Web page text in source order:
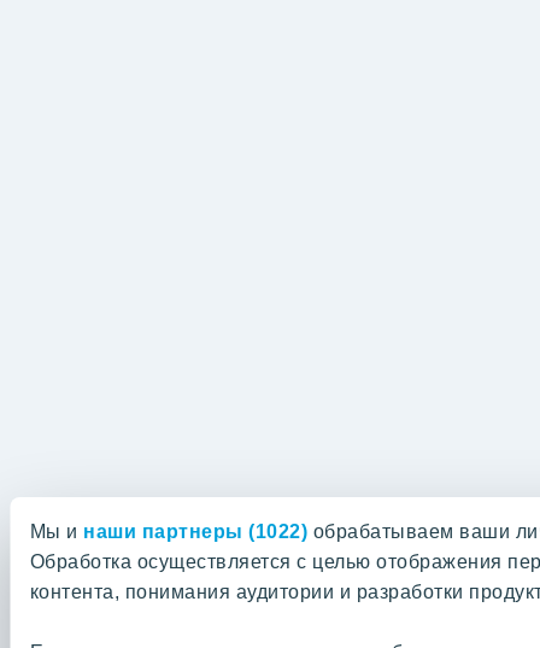
Мы и наши партнеры (1022)обрабатываем ваши
Обработка осуществляется с целью отображения
контента, понимания аудитории и разработки